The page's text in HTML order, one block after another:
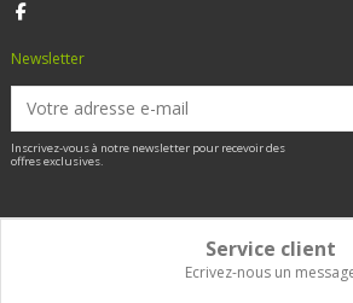
Newsletter
Inscrivez-vous à notre newsletter pour recevoir des
offres exclusives.
Service client
Ecrivez-nous un